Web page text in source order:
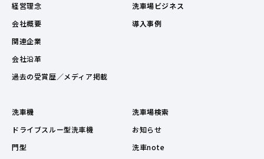
経営理念
会社概要
関連企業
会社沿革
過去の受賞歴／メディア掲載
洗車場ビジネス
導入事例
洗車機
ドライブスルー型洗車機
門型
洗車場検索
お知らせ
洗車note